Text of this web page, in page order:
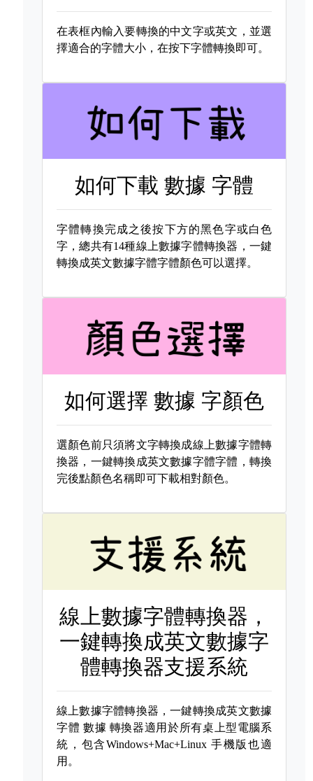
在表框內輸入要轉換的中文字或英文，並選
擇適合的字體大小，在按下字體轉換即可。
如何下載數據 字體
字體轉換完成之後按下方的黑色字或白色
字，總共有14種線上數據字體轉換器，一鍵
轉換成英文數據字體字體顏色可以選擇。
如何選擇數據 字顏色
選顏色前只須將文字轉換成線上數據字體轉
換器，一鍵轉換成英文數據字體字體，轉換
完後點顏色名稱即可下載相對顏色。
線上數據字體轉換器，
一鍵轉換成英文數據字
體轉換器支援系統
線上數據字體轉換器，一鍵轉換成英文數據
字體 數據 轉換器適用於所有桌上型電腦系
統，包含Windows+Mac+Linux 手機版也適
用。